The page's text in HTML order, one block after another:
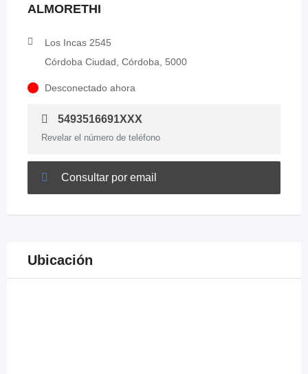
ALMORETHI
Los Incas 2545
Córdoba Ciudad, Córdoba, 5000
Desconectado ahora
5493516691XXX
Revelar el número de teléfono
Consultar por email
Ubicación